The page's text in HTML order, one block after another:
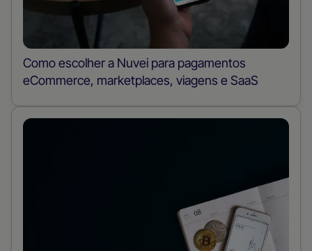
Como escolher a Nuvei para pagamentos
eCommerce, marketplaces, viagens e SaaS